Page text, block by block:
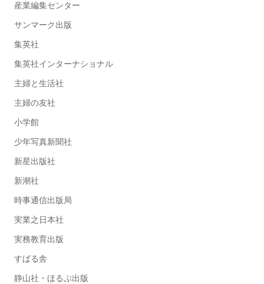
産業編集センター
サンマーク出版
集英社
集英社インターナショナル
主婦と生活社
主婦の友社
小学館
少年写真新聞社
新星出版社
新潮社
時事通信出版局
実業之日本社
実務教育出版
すばる舎
静山社・ほるぷ出版